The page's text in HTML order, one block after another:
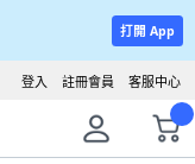
打開 App
客服中心
註冊會員
登入